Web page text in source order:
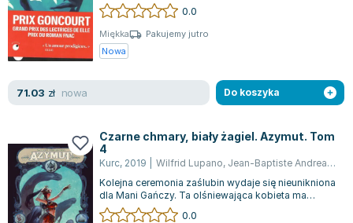
Joseph Murphy
Jan Sztaudynger
Aleksander Puszkin
Małgorzata Ohme
Leszek Czarnecki
Joanna Racewicz
Maria Seweryn
Janina Zającówna
Eric Helms
pauvreté et confié comme apprenti à...
0.0
Miękka
Pakujemy jutro
Nowa
71.03 zł nowa Do koszyka
Czarne chmary, biały żagiel. Azymut. Tom
4
Kurc, 2019 Wilfrid Lupano, Jean-Baptiste Andrea,
Kolejna ceremonia zaślubin wydaje się nieunikniona
dla Mani Gańczy. Ta olśniewająca kobieta ma
zostać sto trzecią żoną władcy pust...
0.0